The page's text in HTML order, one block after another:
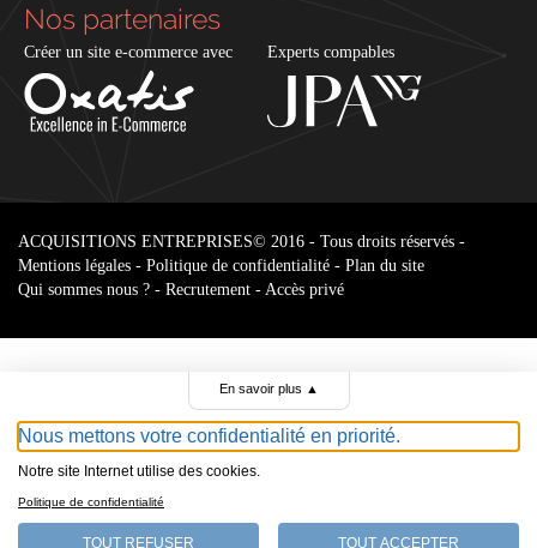
Nos partenaires
Créer un site e-commerce avec Experts compables
ACQUISITIONS ENTREPRISES© 2016 - Tous droits réservés -
Mentions légales - Politique de confidentialité - Plan du site
Qui sommes nous ? - Recrutement - Accès privé
annonces
En savoir plus ▲
Nous mettons votre confidentialité en priorité.
Notre site Internet utilise des cookies.
Politique de confidentialité
TOUT REFUSER TOUT ACCEPTER